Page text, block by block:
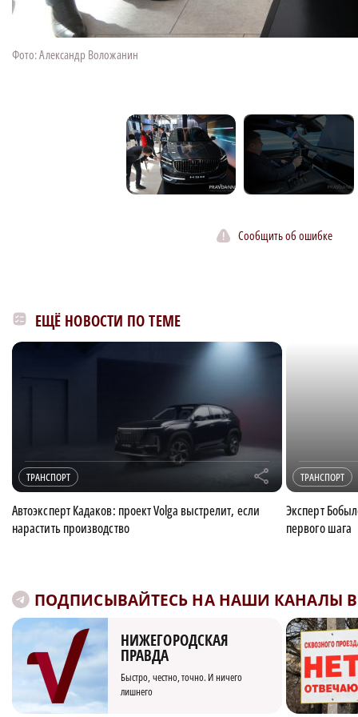
Фото: Александр Воложанин
Сообщить об ошибке
ЕЩЁ НОВОСТИ ПО ТЕМЕ
ТРАНСПОРТ r
Автоэксперт Кадаков: проект Volga выстрелит, если
нарастить производство
ТРАНСПОРТ
Эксперт
первого шага
ПОДПИСЫВАЙТЕСЬ НА НАШИ КАНАЛЫ В
НИЖЕГОРОДСКАЯ
ПРАВДА
Быстро, честно, точно. И ничего
лишнего